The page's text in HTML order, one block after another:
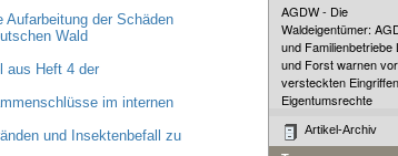
der Schäden
Wald
aus Heft 4 der
im internen
und Insektenbefall zu
AGDW - Die
Waldeigentümer:
und Familienbetriebe
und Forst warnen vor
versteckten
Eigentumsrechte
Artikel-Archiv